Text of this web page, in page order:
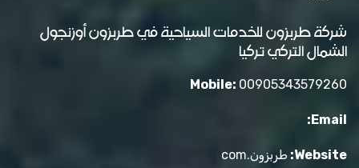
شركة طربزون للخدمات السياحية في طربزون أوزنجول
الشمال التركي تركيا
Mobile: 00905343579260
Email:
Website: طربزون.com